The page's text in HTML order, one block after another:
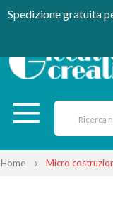
Spedizione gratuita
Home Micro